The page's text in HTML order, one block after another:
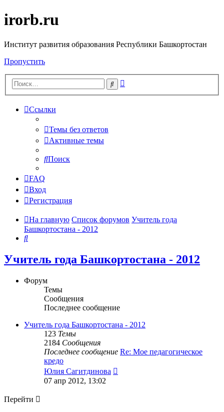
irorb.ru
Институт развития образования Республики Башкортостан
Пропустить
Поиск
Ссылки
Темы без ответов
Активные темы
Поиск
FAQ
Вход
Регистрация
На главную Список форумов Учитель года
Башкортостана - 2012
Поиск
Учитель года Башкортостана - 2012
Форум
Темы
Сообщения
Последнее сообщение
Учитель года Башкортостана - 2012
123 Темы
2184 Сообщения
Последнее сообщение Re: Мое педагогическое
кредо
Юлия Сагитдинова
07 апр 2012, 13:02
Перейти